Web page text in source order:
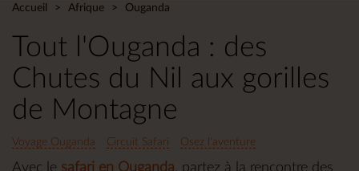
Accueil Afrique Ouganda
Tout l'Ouganda : des
Chutes du Nil aux gorilles
de Montagne
Voyage Ouganda Circuit Safari Osez l'aventure
Avec le safari en Ouganda, partez à la rencontre des